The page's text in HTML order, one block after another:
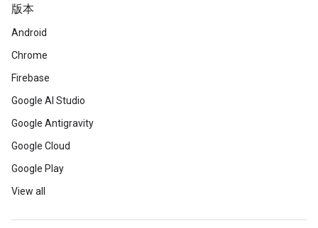
版本
Android
Chrome
Firebase
Google AI Studio
Google Antigravity
Google Cloud
Google Play
View all